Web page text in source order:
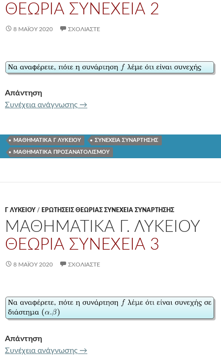
ΘΕΩΡΙΑ ΣΥΝΕΧΕΙΑ 2
8 ΜΑΪ́ΟΥ 2020 ΣΧΟΛΙΆΣΤΕ
Απάντηση
Συνέχεια ανάγνωσης ΜΑΘΗΜΑΤΙΚΑ Γ. ΛΥΚΕΙΟΥ
→
ΜΑΘΗΜΑΤΙΚΑ Γ ΛΥΚΕΙΟΥ ΣΥΝΕΧΕΙΑ ΣΥΝΑΡΤΗΣΗΣ
ΜΑΘΗΜΑΤΙΚΑ ΠΡΟΣΑΝΑΤΟΛΙΣΜΟΥ
Γ ΛΥΚΕΊΟΥ / ΕΡΩΤΗΣΕΙΣ ΘΕΩΡΙΑΣ ΣΥΝΕΧΕΙΑ ΣΥΝΑΡΤΗΣΗΣ
ΜΑΘΗΜΑΤΙΚΑ Γ. ΛΥΚΕΙΟΥ
ΘΕΩΡΙΑ ΣΥΝΕΧΕΙΑ 3
8 ΜΑΪ́ΟΥ 2020 ΣΧΟΛΙΆΣΤΕ
Απάντηση
Συνέχεια ανάγνωσης ΜΑΘΗΜΑΤΙΚΑ Γ. ΛΥΚΕΙΟΥ
→